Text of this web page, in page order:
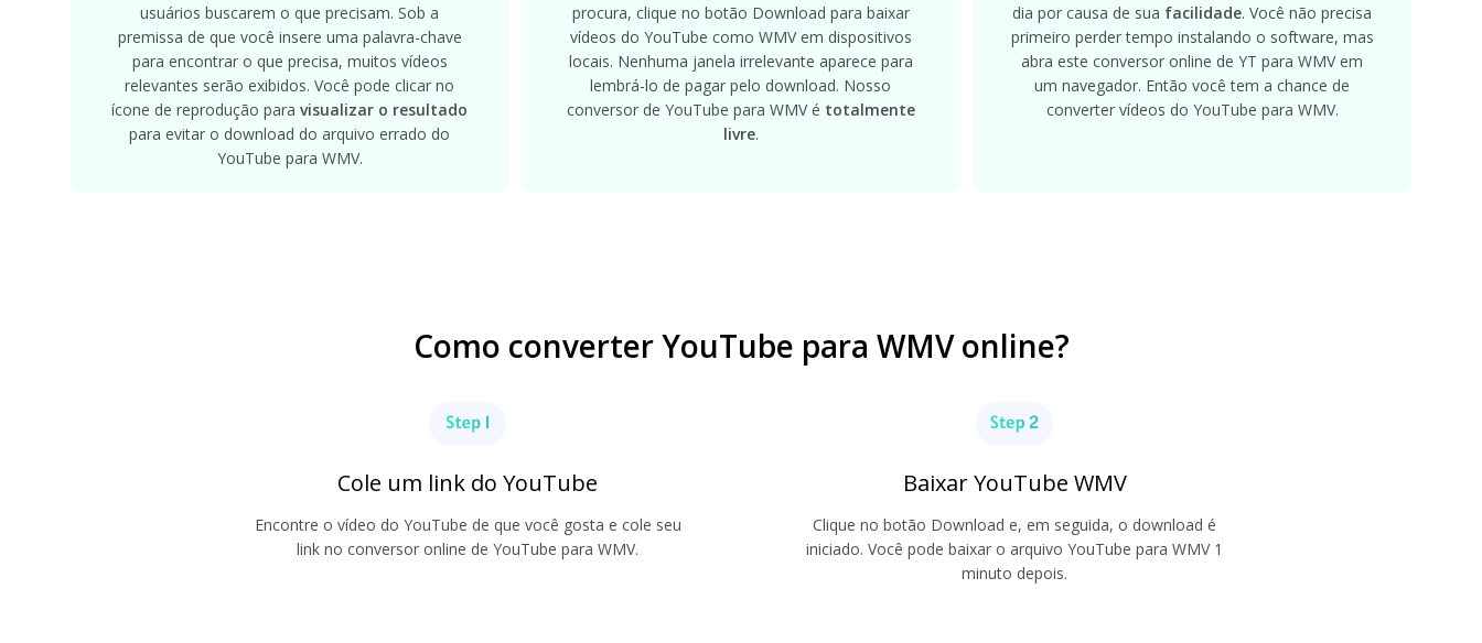
usuários buscarem o que precisam. Sob a
premissa de que você insere uma palavra-chave
para encontrar o que precisa, muitos vídeos
relevantes serão exibidos. Você pode clicar no
ícone de reprodução paravisualizar o resultado
para evitar o download do arquivo errado do
YouTube para WMV.
procura, clique no botão Download para baixar
vídeos do YouTube como WMV em dispositivos
locais. Nenhuma janela irrelevante aparece para
lembrá-lo de pagar pelo download. Nosso
conversor de YouTube para WMV é totalmente
livre.
dia por causa de sua facilidade. Você não precisa
primeiro perder tempo instalando o software, mas
abra este conversor online de YT para WMV em
um navegador. Então você tem a chance de
converter vídeos do YouTube para WMV.
Como converter YouTube para WMV online?
Cole um link do YouTube
Encontre o vídeo do YouTube de que você gosta e cole seu
link no conversor online de YouTube para WMV.
Baixar YouTube WMV
Clique no botão Download e, em seguida, o download é
iniciado. Você pode baixar o arquivo YouTube para WMV 1
minuto depois.